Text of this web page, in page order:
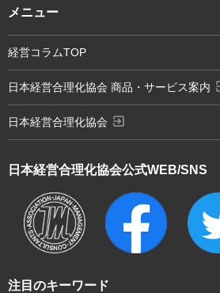
注目のキーワード
日本経営合理化協会公式WEB/SNS
メニュー
経営コラムTOP
日本経営合理化協会 商品・サービス案内
日本経営合理化協会 exit_to_app